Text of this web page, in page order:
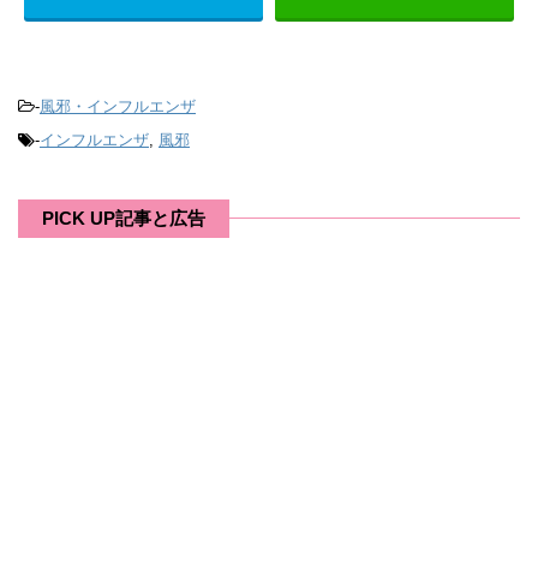
-風邪・インフルエンザ
-インフルエンザ, 風邪
PICK UP記事と広告